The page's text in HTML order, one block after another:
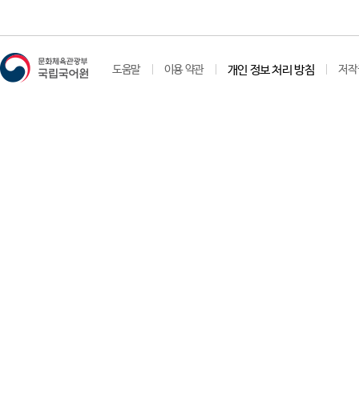
도움말 이용 약관 개인 정보 처리 방침 저